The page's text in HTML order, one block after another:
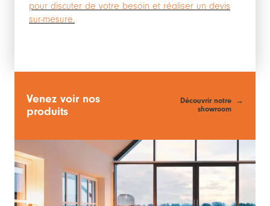
pour discuter de votre besoin et réaliser un devis
sur-mesure.
Venez voir nos
produits
Découvrir notre
showroom